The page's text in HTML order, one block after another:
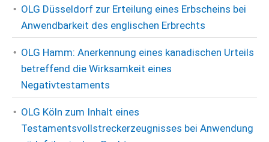
OLG Düsseldorf zur Erteilung eines Erbscheins bei
Anwendbarkeit des englischen Erbrechts
OLG Hamm: Anerkennung eines kanadischen Urteils
betreffend die Wirksamkeit eines
Negativtestaments
OLG Köln zum Inhalt eines
Testamentsvollstreckerzeugnisses bei Anwendung